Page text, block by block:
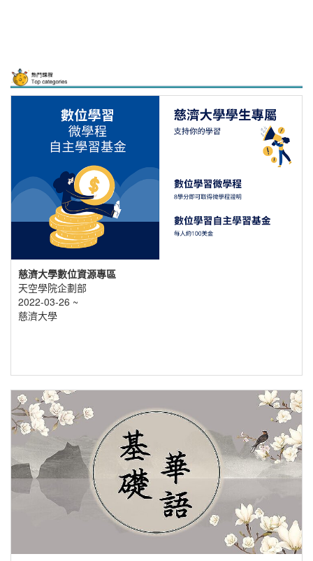
慈濟大學數位資源專區
天空學院企劃部
2022-03-26 ~
慈濟大學